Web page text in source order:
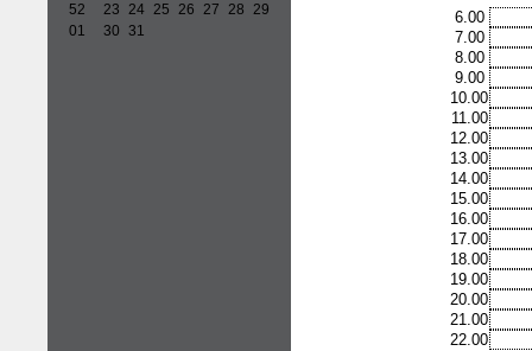
52
23 24 25 26 27 28 29
01
30 31
6.00
7.00
8.00
9.00
10.00
11.00
12.00
13.00
14.00
15.00
16.00
17.00
18.00
19.00
20.00
21.00
22.00